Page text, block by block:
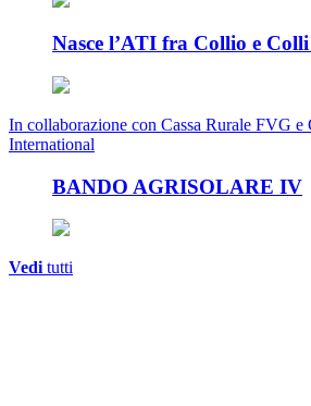
Nasce l’ATI fra Collio e
In collaborazione con Cassa Rurale FVG e
International
BANDO AGRISOLARE IV
Veditutti